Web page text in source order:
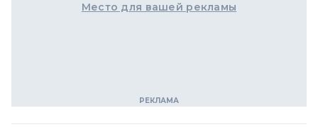
Место для вашей рекламы